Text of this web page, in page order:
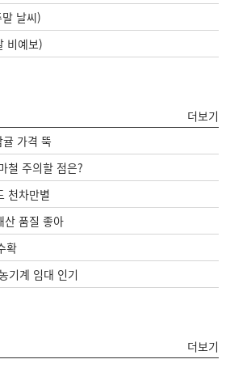
날씨)
비예보)
더보기
가격 뚝
철 주의할 점은?
천차만별
품질 좋아
확
기계 임대 인기
더보기